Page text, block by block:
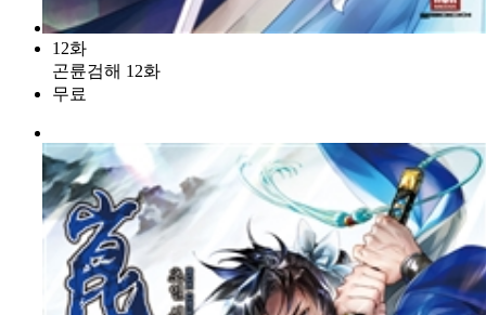
12화
곤륜검해 12화
무료